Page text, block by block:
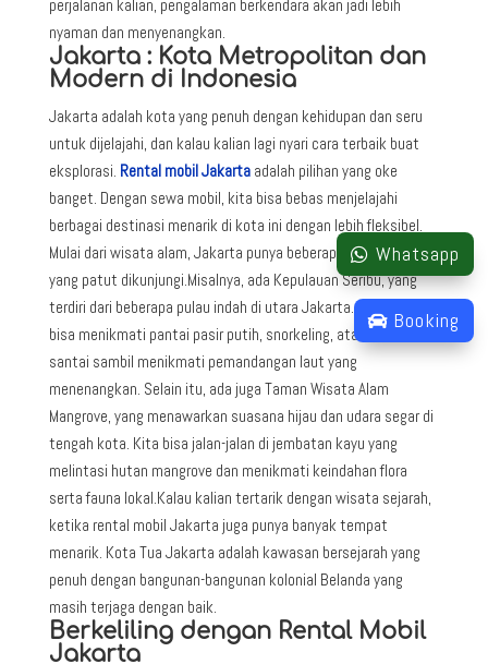
perjalanan kalian, pengalaman berkendara akan jadi lebih
nyaman dan menyenangkan.
Jakarta : Kota Metropolitan dan
Modern di Indonesia
Jakarta adalah kota yang penuh dengan kehidupan dan seru
untuk dijelajahi, dan kalau kalian lagi nyari cara terbaik buat
eksplorasi. Rental mobil Jakartaadalah pilihan yang oke
banget. Dengan sewa mobil, kita bisa bebas menjelajahi
berbagai destinasi menarik di kota ini dengan lebih fleksibel.
Mulai dari wisata alam, Jakarta punya beberapa tempat keren
yang patut dikunjungi.Misalnya, ada Kepulauan Seribu, yang
terdiri dari beberapa pulau indah di utara Jakarta. Di sini, kita
bisa menikmati pantai pasir putih, snorkeling, atau cuma
santai sambil menikmati pemandangan laut yang
menenangkan. Selain itu, ada juga Taman Wisata Alam
Mangrove, yang menawarkan suasana hijau dan udara segar di
tengah kota. Kita bisa jalan-jalan di jembatan kayu yang
melintasi hutan mangrove dan menikmati keindahan flora
serta fauna lokal.Kalau kalian tertarik dengan wisata sejarah,
ketika rental mobil Jakarta juga punya banyak tempat
menarik. Kota Tua Jakarta adalah kawasan bersejarah yang
penuh dengan bangunan-bangunan kolonial Belanda yang
masih terjaga dengan baik.
Berkeliling dengan Rental Mobil
Jakarta
Whatsapp
Booking